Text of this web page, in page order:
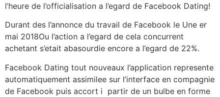
l’heure de l’officialisation a l’egard de Facebook Dating!
Durant des l’annonce du travail de Facebook le Une er
mai 2018Ou l’action a l’egard de cela concurrent
achetant s’etait abasourdie encore a l’egard de 22%.
Facebook Dating tout nouveaux l’application represente
automatiquement assimilee sur l’interface en compagnie
de Facebook puis accort i partir de un bulbe en forme